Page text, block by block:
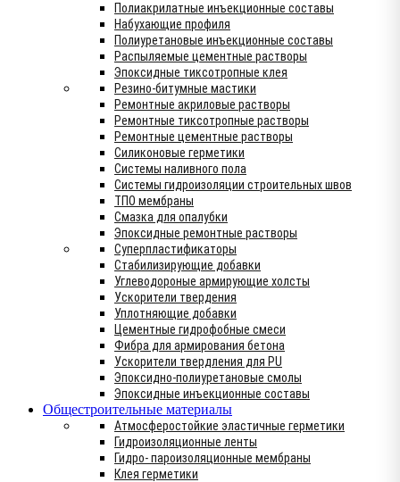
Полиакрилатные инъекционные составы
Набухающие профиля
Полиуретановые инъекционные составы
Распыляемые цементные растворы
Эпоксидные тиксотропные клея
Резино-битумные мастики
Ремонтные акриловые растворы
Ремонтные тиксотропные растворы
Ремонтные цементные растворы
Силиконовые герметики
Системы наливного пола
Системы гидроизоляции строительных швов
ТПО мембраны
Смазка для опалубки
Эпоксидные ремонтные растворы
Суперпластификаторы
Стабилизирующие добавки
Углеводороные армирующие холсты
Ускорители твердения
Уплотняющие добавки
Цементные гидрофобные смеси
Фибра для армирования бетона
Ускорители твердления для PU
Эпоксидно-полиуретановые смолы
Эпоксидные инъекционные составы
Общестроительные материалы
Атмосферостойкие эластичные герметики
Гидроизоляционные ленты
Гидро- пароизоляционные мембраны
Клея герметики